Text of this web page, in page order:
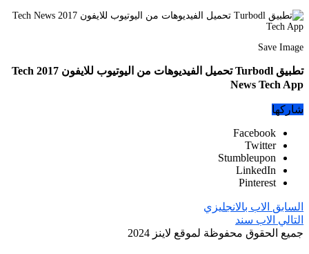
Save Image
تطبيق Turbodl تحميل الفيديوهات من اليوتيوب للايفون 2017 Tech
News Tech App
شاركها
Facebook
Twitter
Stumbleupon
LinkedIn
Pinterest
السابق الاب بالانجليزي
التالي الاب سند
جميع الحقوق محفوظة لموقع لاينز 2024